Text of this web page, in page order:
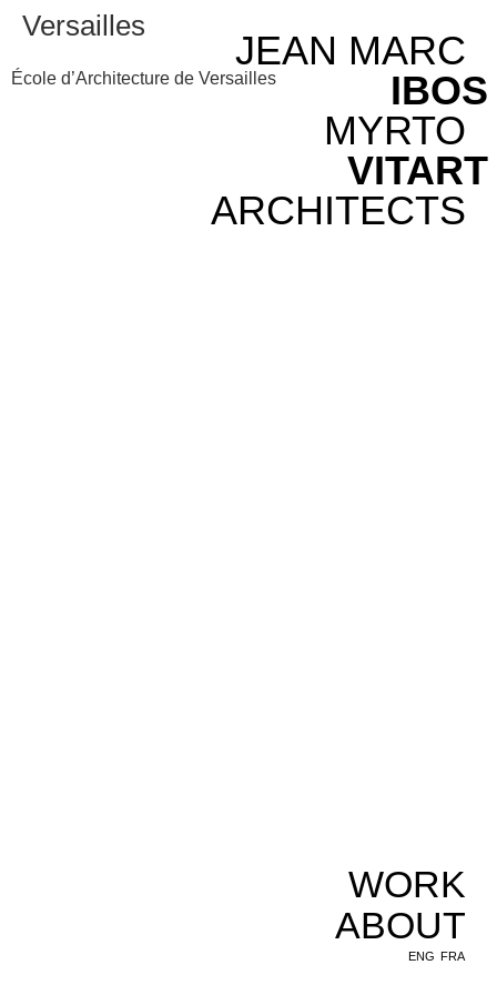
JEAN MARC
IBOS
MYRTO
VITART
ARCHITECTS
WORK
ABOUT
ENG FRA
Versailles
École d’Architecture de Versailles